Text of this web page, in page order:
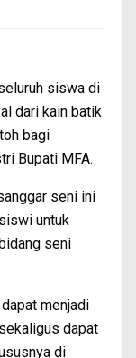
siswa di
dari kain batik
bagi
Bupati MFA.
seni ini
untuk
seni
menjadi
dapat
di